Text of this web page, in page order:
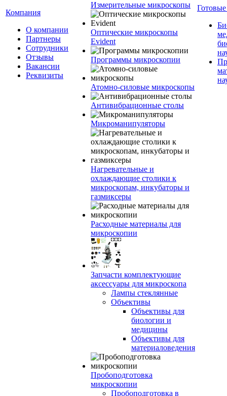
Компания
О компании
Партнеры
Сотрудники
Отзывы
Вакансии
Реквизиты
Измерительные микроскопы
Оптические микроскопы
Evident
Программы микроскопии
Атомно-силовые микроскопы
Антивибрационные столы
Микроманипуляторы
Нагревательные и
охлаждающие столики к
микроскопам, инкубаторы и
газмиксеры
Расходные материалы для
микроскопии
Запчасти комплектующие
аксессуары для микроскопа
Лампы стеклянные
Объективы
Объективы для
биологии и
медицины
Объективы для
материаловедения
Пробоподготовка
микроскопии
Пробоподготовка в